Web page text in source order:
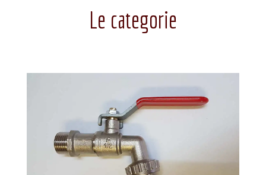
Le categorie